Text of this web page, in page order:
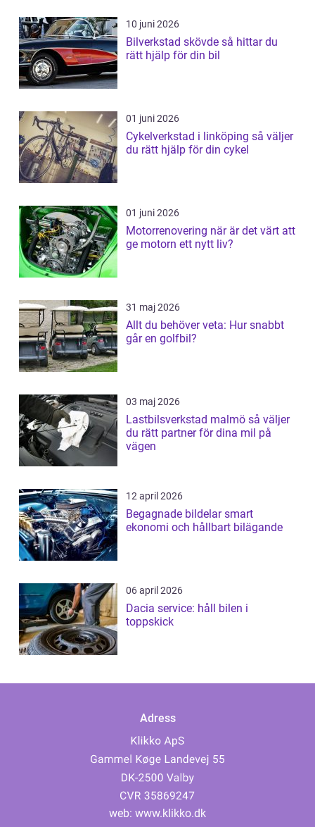
10 juni 2026
Bilverkstad skövde så hittar du
rätt hjälp för din bil
01 juni 2026
Cykelverkstad i linköping så väljer
du rätt hjälp för din cykel
01 juni 2026
Motorrenovering när är det värt att
ge motorn ett nytt liv?
31 maj 2026
Allt du behöver veta: Hur snabbt
går en golfbil?
03 maj 2026
Lastbilsverkstad malmö så väljer
du rätt partner för dina mil på
vägen
12 april 2026
Begagnade bildelar smart
ekonomi och hållbart bilägande
06 april 2026
Dacia service: håll bilen i
toppskick
Adress
web: www.klikko.dk